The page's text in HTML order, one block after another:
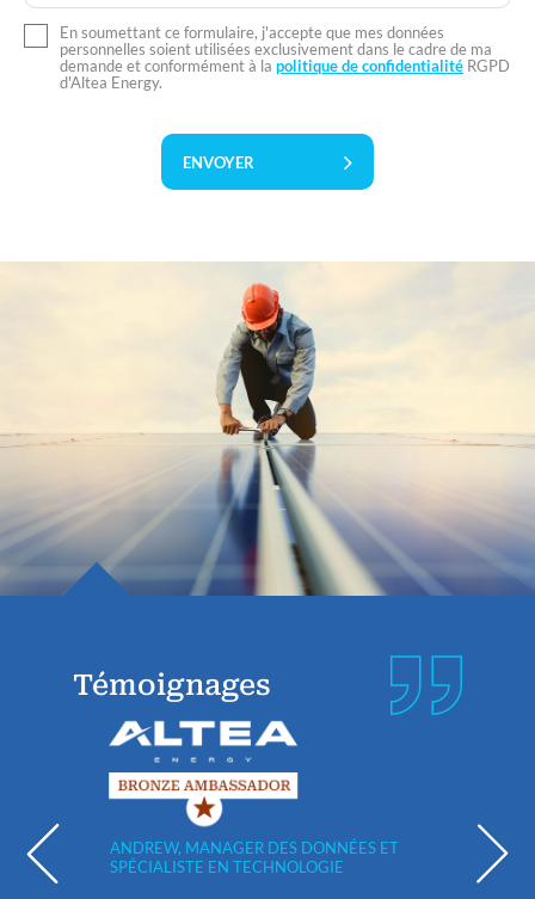
En soumettant ce formulaire, j'accepte que mes données
personnelles soient utilisées exclusivement dans le cadre de ma
demande et conformément à la politique de confidentialité RGPD
d'Altea Energy.
ENVOYER
Témoignages
ANDREW, MANAGER DES DONNÉES ET
SPÉCIALISTE EN TECHNOLOGIE